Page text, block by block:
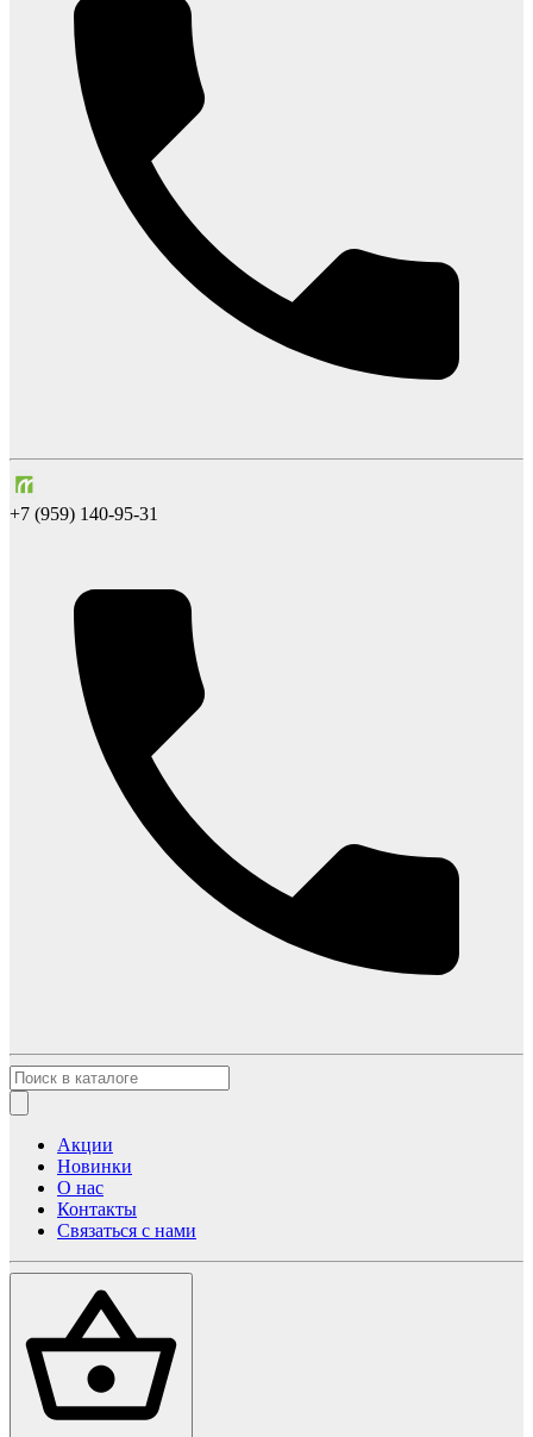
+7 (959) 140-95-31
Акции
Новинки
О нас
Контакты
Связаться с нами